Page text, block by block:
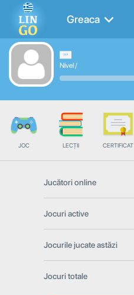
Greaca
Nivel/
JOC LECȚII CERTIFICAT
Jucători online
Jocuri active
Jocurile jucate astăzi
Jocuri totale